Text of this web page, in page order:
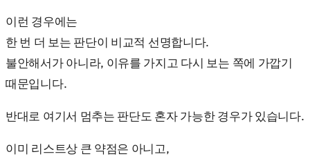
이런 경우에는
한 번 더 보는 판단이 비교적 선명합니다.
불안해서가 아니라, 이유를 가지고 다시 보는 쪽에 가깝기
때문입니다.
반대로 여기서 멈추는 판단도 혼자 가능한 경우가 있습니다.
이미 리스트상 큰 약점은 아니고,